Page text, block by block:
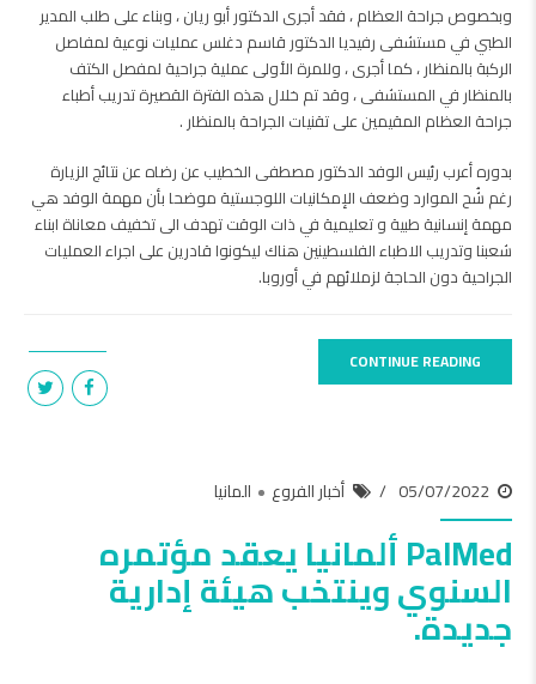
وبخصوص جراحة العظام ، فقد أجرى الدكتور أبو ريان ، وبناء على طلب المدير
الطبي في مستشفى رفيديا الدكتور قاسم دغلس عمليات نوعية لمفاصل
الركبة بالمنظار ، كما أجرى ، وللمرة الأولى عملية جراحية لمفصل الكتف
بالمنظار في المستشفى ، وقد تم خلال هذه الفترة القصيرة تدريب أطباء
جراحة العظام المقيمين على تقنيات الجراحة بالمنظار .
بدوره أعرب رئيس الوفد الدكتور مصطفى الخطيب عن رضاه عن نتائج الزيارة
رغم شُح الموارد وضعف الإمكانيات اللوجستية موضحا بأن مهمة الوفد هي
مهمة إنسانية طبية و تعليمية في ذات الوقت تهدف الى تخفيف معاناة ابناء
شعبنا وتدريب الاطباء الفلسطينين هناك ليكونوا قادرين على اجراء العمليات
الجراحية دون الحاجة لزملائهم في أوروبا.
CONTINUE READING
05/07/2022 أخبار الفروع المانيا
PalMed ألمانيا يعقد مؤتمره
السنوي وينتخب هيئة إدارية
جديدة.